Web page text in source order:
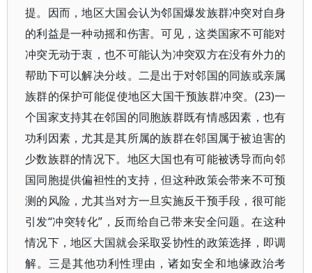
提。因而，地区大国会认为邻国爆发族群冲突对自身
的利益是一种动摇和伤害。可见，这类国家不可能对
冲突无动于衷，也不可能认为冲突双方在没有外力的
帮助下可以解决分歧。二是出于对邻国的同族或亲属
族群的保护可能促使地区大国干预族群冲突。(23)一
个国家支持其在邻国的同胞族群既有情感因素，也有
功利因素，尤其是其所属的族群在邻国属于被迫害的
少数族群的情况下。地区大国也有可能被诱导而向邻
国同胞提供偏袒性的支持，但这种政策会带来不可预
测的风险，尤其当对方一旦实施反干预手段，很可能
引发“冲突转化”，反而给自己带来安全问题。在这种
情况下，地区大国就会采取妥协性的政策选择，即调
解。三是其他功利性理由，诸如安全和地缘政治考